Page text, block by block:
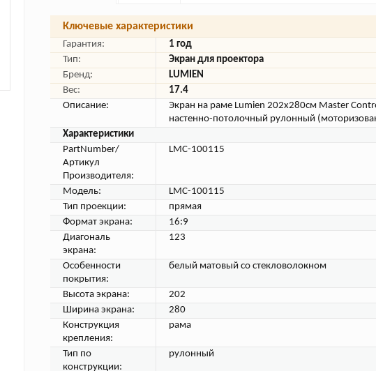
Ключевые характеристики
Гарантия:
1 год
Тип:
Экран для проектора
Бренд:
LUMIEN
Вес:
17.4
Описание:
Экран на раме Lumien 202x280см Master
настенно-потолочный рулонный
Характеристики
PartNumber/
Артикул
Производителя:
LMC-100115
Модель:
LMC-100115
Тип проекции:
прямая
Формат экрана:
16:9
Диагональ
экрана:
123
Особенности
покрытия:
белый матовый со стекловолокном
Высота экрана:
202
Ширина экрана:
280
Конструкция
крепления:
рама
Тип по
конструкции:
рулонный